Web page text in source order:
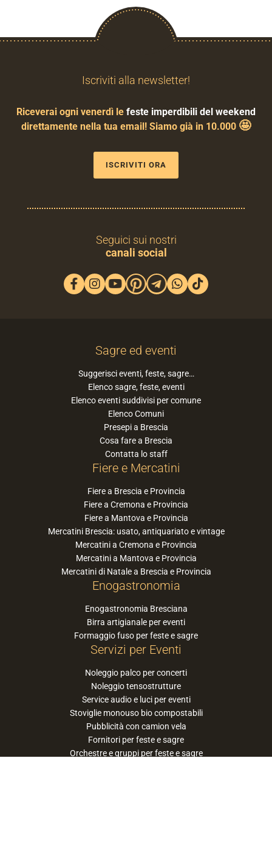
Iscriviti alla newsletter!
Riceverai ogni venerdì le feste imperdibili del weekend
direttamente nella tua email! Siamo già in 10.000 🤩
ISCRIVITI ORA
Seguici sui nostri
canali social
Sagre ed eventi
Suggerisci eventi, feste, sagre…
Elenco sagre, feste, eventi
Elenco eventi suddivisi per comune
Elenco Comuni
Presepi a Brescia
Cosa fare a Brescia
Contatta lo staff
Fiere e Mercatini
Fiere a Brescia e Provincia
Fiere a Cremona e Provincia
Fiere a Mantova e Provincia
Mercatini Brescia: usato, antiquariato e vintage
Mercatini a Cremona e Provincia
Mercatini a Mantova e Provincia
Mercatini di Natale a Brescia e Provincia
Enogastronomia
Enogastronomia Bresciana
Birra artigianale per eventi
Formaggio fuso per feste e sagre
Servizi per Eventi
Noleggio palco per concerti
Noleggio tensostrutture
Service audio e luci per eventi
Stoviglie monouso bio compostabili
Pubblicità con camion vela
Fornitori per feste e sagre
Orchestre e gruppi per feste e sagre